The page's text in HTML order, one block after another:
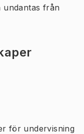
undantas från
för undervisning